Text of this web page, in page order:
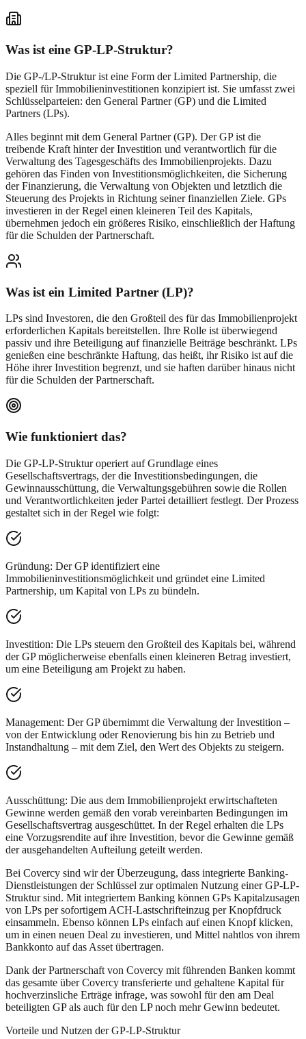
Was ist eine GP-LP-Struktur?
Die GP-/LP-Struktur ist eine Form der Limited Partnership, die
speziell für Immobilieninvestitionen konzipiert ist. Sie umfasst zwei
Schlüsselparteien: den General Partner (GP) und die Limited
Partners (LPs).
Alles beginnt mit dem General Partner (GP). Der GP ist die
treibende Kraft hinter der Investition und verantwortlich für die
Verwaltung des Tagesgeschäfts des Immobilienprojekts. Dazu
gehören das Finden von Investitionsmöglichkeiten, die Sicherung
der Finanzierung, die Verwaltung von Objekten und letztlich die
Steuerung des Projekts in Richtung seiner finanziellen Ziele. GPs
investieren in der Regel einen kleineren Teil des Kapitals,
übernehmen jedoch ein größeres Risiko, einschließlich der Haftung
für die Schulden der Partnerschaft.
Was ist ein Limited Partner (LP)?
LPs sind Investoren, die den Großteil des für das Immobilienprojekt
erforderlichen Kapitals bereitstellen. Ihre Rolle ist überwiegend
passiv und ihre Beteiligung auf finanzielle Beiträge beschränkt. LPs
genießen eine beschränkte Haftung, das heißt, ihr Risiko ist auf die
Höhe ihrer Investition begrenzt, und sie haften darüber hinaus nicht
für die Schulden der Partnerschaft.
Wie funktioniert das?
Die GP-LP-Struktur operiert auf Grundlage eines
Gesellschaftsvertrags, der die Investitionsbedingungen, die
Gewinnausschüttung, die Verwaltungsgebühren sowie die Rollen
und Verantwortlichkeiten jeder Partei detailliert festlegt. Der Prozess
gestaltet sich in der Regel wie folgt:
Gründung: Der GP identifiziert eine
Immobilieninvestitionsmöglichkeit und gründet eine Limited
Partnership, um Kapital von LPs zu bündeln.
Investition: Die LPs steuern den Großteil des Kapitals bei, während
der GP möglicherweise ebenfalls einen kleineren Betrag investiert,
um eine Beteiligung am Projekt zu haben.
Management: Der GP übernimmt die Verwaltung der Investition –
von der Entwicklung oder Renovierung bis hin zu Betrieb und
Instandhaltung – mit dem Ziel, den Wert des Objekts zu steigern.
Ausschüttung: Die aus dem Immobilienprojekt erwirtschafteten
Gewinne werden gemäß den vorab vereinbarten Bedingungen im
Gesellschaftsvertrag ausgeschüttet. In der Regel erhalten die LPs
eine Vorzugsrendite auf ihre Investition, bevor die Gewinne gemäß
der ausgehandelten Aufteilung geteilt werden.
Bei Covercy sind wir der Überzeugung, dass integrierte Banking-
Dienstleistungen der Schlüssel zur optimalen Nutzung einer GP-LP-
Struktur sind. Mit integriertem Banking können GPs Kapitalzusagen
von LPs per sofortigem ACH-Lastschrifteinzug per Knopfdruck
einsammeln. Ebenso können LPs einfach auf einen Knopf klicken,
um in einen neuen Deal zu investieren, und Mittel nahtlos von ihrem
Bankkonto auf das Asset übertragen.
Dank der Partnerschaft von Covercy mit führenden Banken kommt
das gesamte über Covercy transferierte und gehaltene Kapital für
hochverzinsliche Erträge infrage, was sowohl für den am Deal
beteiligten GP als auch für den LP noch mehr Gewinn bedeutet.
Vorteile und Nutzen der GP-LP-Struktur